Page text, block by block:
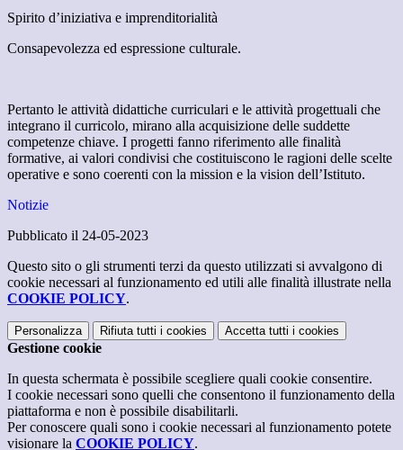
Spirito d’iniziativa e imprenditorialità
Consapevolezza ed espressione culturale.
Pertanto le attività didattiche curriculari e le attività progettuali che
integrano il curricolo, mirano alla acquisizione delle suddette
competenze chiave. I progetti fanno riferimento alle finalità
formative, ai valori condivisi che costituiscono le ragioni delle scelte
operative e sono coerenti con la mission e la vision dell’Istituto.
Notizie
Pubblicato il 24-05-2023
Questo sito o gli strumenti terzi da questo utilizzati si avvalgono di
cookie necessari al funzionamento ed utili alle finalità illustrate nella
COOKIE POLICY.
Personalizza Rifiuta tutti i cookies Accetta tutti i cookies
Gestione cookie
In questa schermata è possibile scegliere quali cookie consentire.
I cookie necessari sono quelli che consentono il funzionamento della
piattaforma e non è possibile disabilitarli.
Per conoscere quali sono i cookie necessari al funzionamento potete
visionare la COOKIE POLICY.